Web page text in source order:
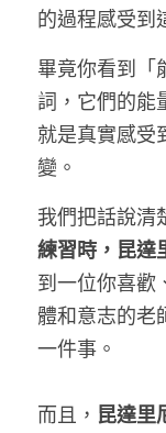
關於Min
的過程感受到
畢竟你看到
詞，它們的能
就是真實感受
變。
我們把話說清
練習時，昆達
到一位你喜歡
體和意志的老
一件事。
而且， 昆達里